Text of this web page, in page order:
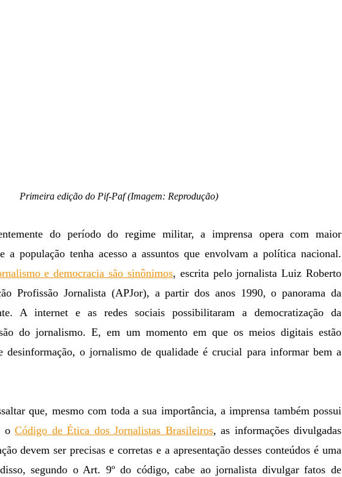
Primeira edição do Pif-Paf (Imagem: Reprodução)
a população tenha acesso a assuntos que envolvam a política nacional.
e democracia são sinônimos, escrita pelo jornalista Luiz Roberto
Profissão Jornalista (APJor), a partir dos anos 1990, o panorama da
A internet e as redes sociais possibilitaram a democratização da
do jornalismo. E, em um momento em que os meios digitais estão
desinformação, o jornalismo de qualidade é crucial para informar bem a
o Código de Ética dos Jornalistas Brasileiros, as informações divulgadas
devem ser precisas e corretas e a apresentação desses conteúdos é uma
segundo o Art. 9º do código, cabe ao jornalista divulgar fatos de